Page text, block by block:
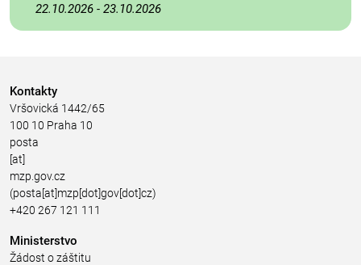
22.10.2026 - 23.10.2026
Kontakty
Vršovická 1442/65
100 10 Praha 10
posta
[at]
mzp.gov.cz
(posta[at]mzp[dot]gov[dot]cz)
+420 267 121 111
Ministerstvo
Žádost o záštitu